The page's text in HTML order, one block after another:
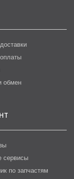
обмен
сервисы
по запчастям